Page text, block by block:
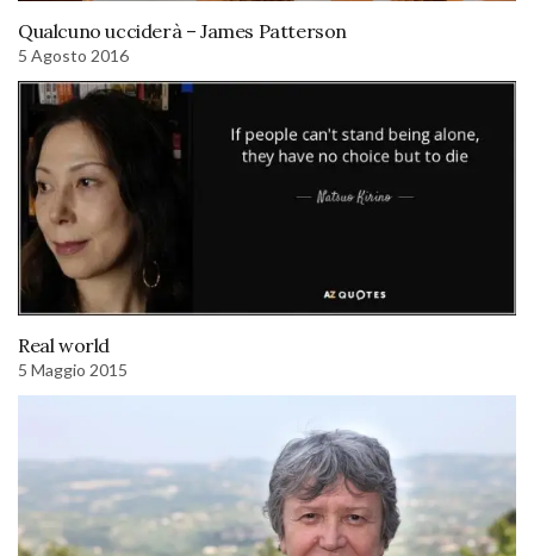
Qualcuno ucciderà – James Patterson
5 Agosto 2016
Real world
5 Maggio 2015